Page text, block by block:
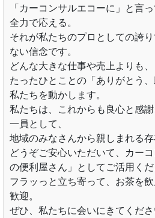
「カーコンサルエコーに」と言
全力で応える。
それが私たちのプロとしての誇
ない信念です。
どんな大きな仕事や売上よりも、
たったひとことの「ありがとう、
私たちを動かします。
私たちは、これからも良心と感
一員として、
地域のみなさんから親しまれる存
どうぞご安心いただいて、カー
の便利屋さん」としてご活用く
フラッっと立ち寄って、お茶を
歓迎。
ぜひ、私たちに会いにきてくださ